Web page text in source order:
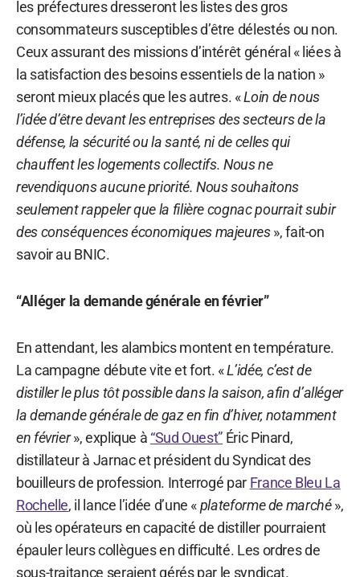
les préfectures dresseront les listes des gros
consommateurs susceptibles d’être délestés ou non.
Ceux assurant des missions d’intérêt général « liées à
la satisfaction des besoins essentiels de la nation »
seront mieux placés que les autres. «Loin de nous
l’idée d’être devant les entreprises des secteurs de la
défense, la sécurité ou la santé, ni de celles qui
chauffent les logements collectifs. Nous ne
revendiquons aucune priorité. Nous souhaitons
seulement rappeler que la filière cognac pourrait subir
des conséquences économiques majeures», fait-on
savoir au BNIC.
“Alléger la demande générale en février”
En attendant, les alambics montent en température.
La campagne débute vite et fort. «L’idée, c’est de
distiller le plus tôt possible dans la saison, afin d’alléger
la demande générale de gaz en fin d’hiver, notamment
en février», explique à “Sud Ouest” Éric Pinard,
distillateur à Jarnac et président du Syndicat des
bouilleurs de profession. Interrogé par France Bleu La
Rochelle, il lance l’idée d’une «plateforme de marché»,
où les opérateurs en capacité de distiller pourraient
épauler leurs collègues en difficulté. Les ordres de
sous-traitance seraient gérés par le syndicat.